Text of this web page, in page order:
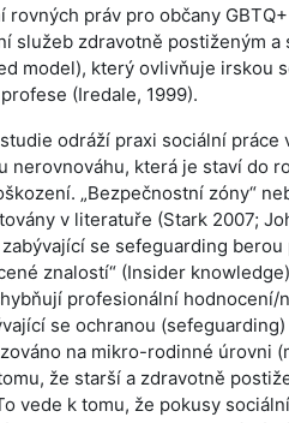
rovných práv pro občany
služeb zdravotně postiženým
model), který ovlivňuje irskou
(Iredale, 1999).
odráží praxi sociální
nerovnováhu, která je staví do
„Bezpečnostní zóny“
v literatuře (Stark 2007;
se sefeguarding
znalostí“ (Insider
profesionální hodnocení/
se ochranou
na mikro-rodinné úrovni
že starší a zdravotně
vede k tomu, že pokusy